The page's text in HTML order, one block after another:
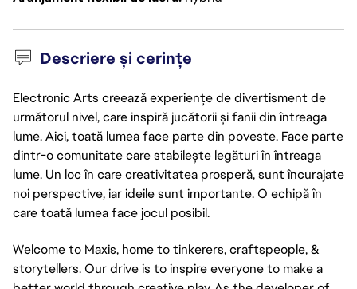
Descriere și cerințe
Electronic Arts creează experiențe de divertisment de
următorul nivel, care inspiră jucătorii și fanii din întreaga
lume. Aici, toată lumea face parte din poveste. Face parte
dintr-o comunitate care stabilește legături în întreaga
lume. Un loc în care creativitatea prosperă, sunt încurajate
noi perspective, iar ideile sunt importante. O echipă în
care toată lumea face jocul posibil.
Welcome to Maxis, home to tinkerers, craftspeople, &
storytellers. Our drive is to inspire everyone to make a